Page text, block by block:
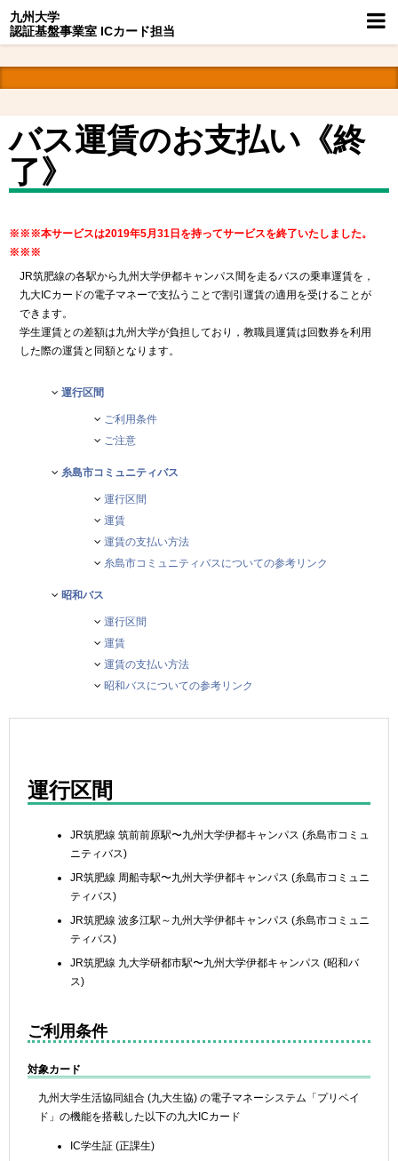
九州大学
認証基盤事業室 ICカード担当
バス運賃のお支払い《終
了》
※※※本サービスは2019年5月31日を持ってサービスを終了いたしました。
※※※
JR筑肥線の各駅から九州大学伊都キャンパス間を走るバスの乗車運賃を，
九大ICカードの電子マネーで支払うことで割引運賃の適用を受けることが
できます。
学生運賃との差額は九州大学が負担しており，教職員運賃は回数券を利用
した際の運賃と同額となります。
運行区間
ご利用条件
ご注意
糸島市コミュニティバス
運行区間
運賃
運賃の支払い方法
糸島市コミュニティバスについての参考リンク
昭和バス
運行区間
運賃
運賃の支払い方法
昭和バスについての参考リンク
運行区間
JR筑肥線 筑前前原駅〜九州大学伊都キャンパス (糸島市コミュ
ニティバス)
JR筑肥線 周船寺駅〜九州大学伊都キャンパス (糸島市コミュニ
ティバス)
JR筑肥線 波多江駅～九州大学伊都キャンパス (糸島市コミュニ
ティバス)
JR筑肥線 九大学研都市駅〜九州大学伊都キャンパス (昭和バ
ス)
ご利用条件
対象カード
九州大学生活協同組合 (九大生協) の電子マネーシステム「プリペイ
ド」の機能を搭載した以下の九大ICカード
IC学生証 (正課生)